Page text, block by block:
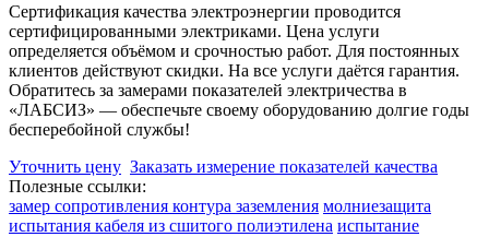
Сертификация качества электроэнергии проводится
сертифицированными электриками. Цена услуги
определяется объёмом и срочностью работ. Для постоянных
клиентов действуют скидки. На все услуги даётся гарантия.
Обратитесь за замерами показателей электричества в
«ЛАБСИЗ» — обеспечьте своему оборудованию долгие годы
бесперебойной службы!
Уточнить цену Заказать измерение показателей качества
Полезные ссылки:
замер сопротивления контура заземления молниезащита
испытания кабеля из сшитого полиэтилена испытание